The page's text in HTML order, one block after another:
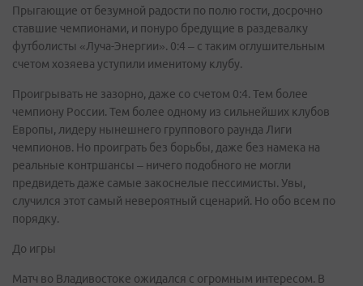
Прыгающие от безумной радости по полю гости, досрочно
ставшие чемпионами, и понуро бредущие в раздевалку
футболисты «Луча-Энергии». 0:4 – с таким оглушительным
счетом хозяева уступили именитому клубу.
Проигрывать не зазорно, даже со счетом 0:4. Тем более
чемпиону России. Тем более одному из сильнейших клубов
Европы, лидеру нынешнего группового раунда Лиги
чемпионов. Но проиграть без борьбы, даже без намека на
реальные контршансы – ничего подобного не могли
предвидеть даже самые закоснелые пессимисты. Увы,
случился этот самый невероятный сценарий. Но обо всем по
порядку.
До игры
Матч во Владивостоке ожидался с огромным интересом. В